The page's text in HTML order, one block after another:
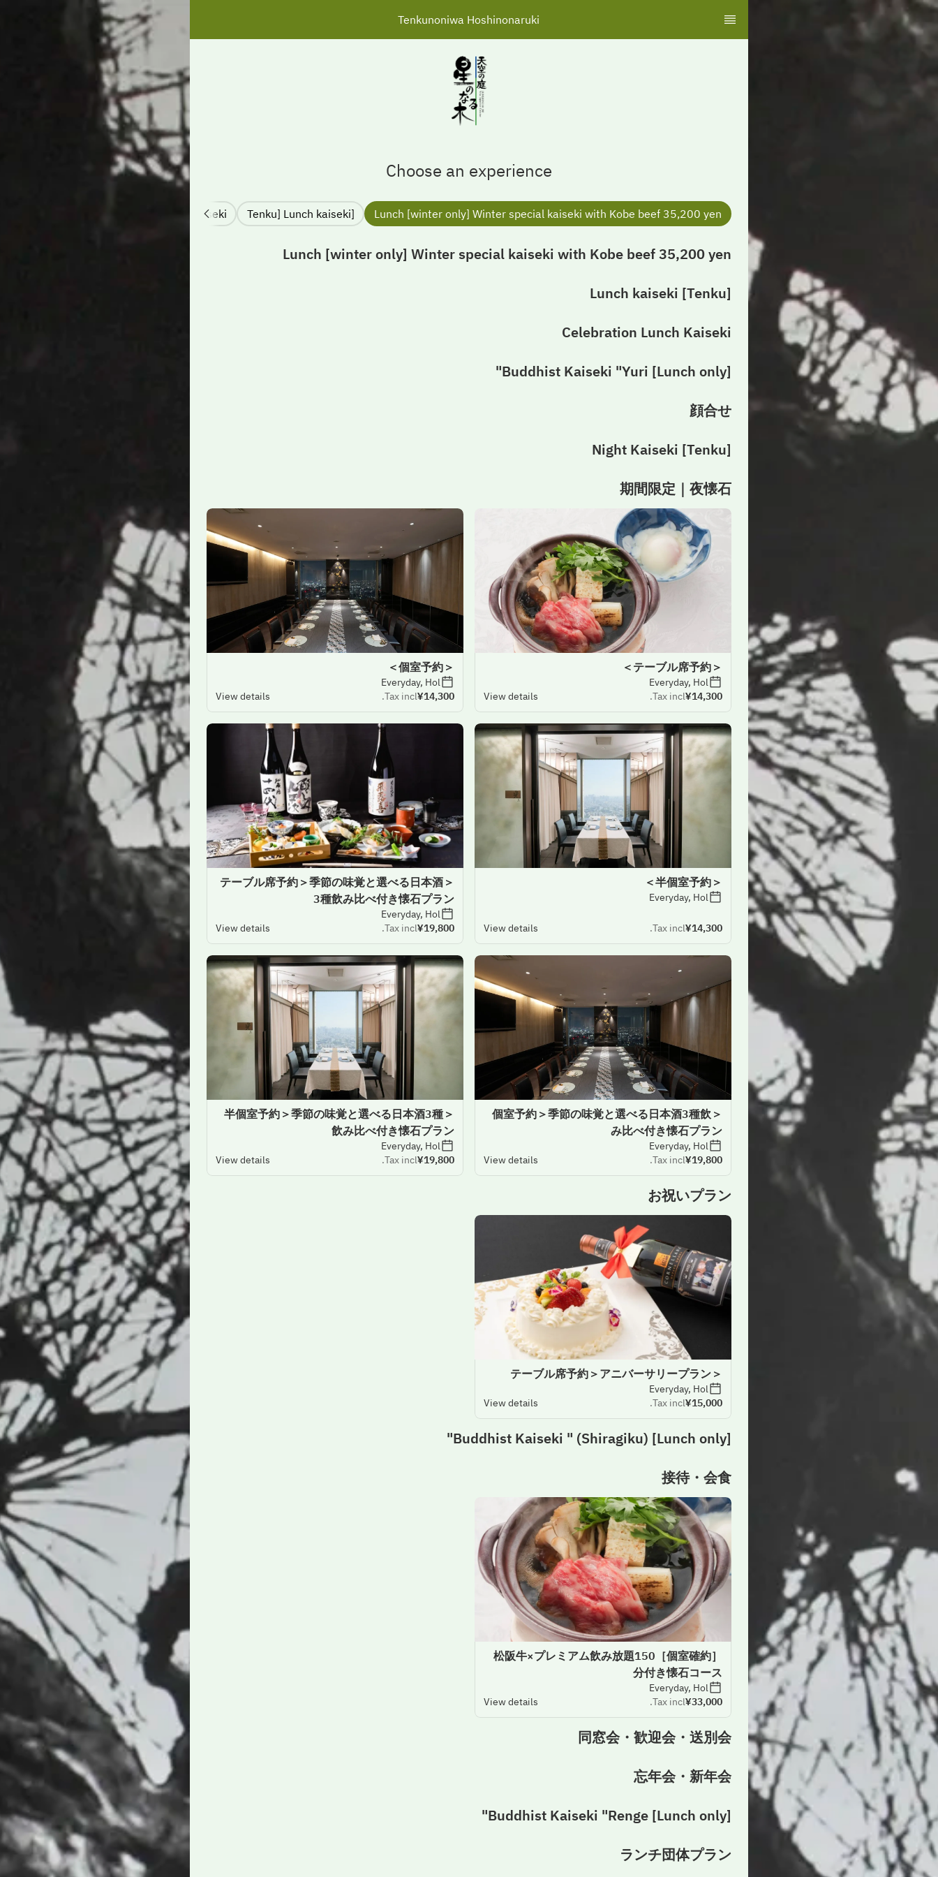
Tenkunoniwa Hoshinonaruki
Choose an experience
Lunch [winter only] Winter special kaiseki with Kobe beef 35,200 yen
[Tenku] Lunch kaiseki
Celebration Lunch Kaiseki
Lunch [winter only] Winter special kaiseki with Kobe beef 35,200 yen
[Tenku] Lunch kaiseki
Celebration Lunch Kaiseki
[Lunch only] Buddhist Kaiseki "Yuri"
顔合せ
[Tenku] Night Kaiseki
期間限定｜夜懐石
＜テーブル席予約＞
Everyday, Hol
¥14,300
Tax incl.
View details
＜個室予約＞
Everyday, Hol
¥14,300
Tax incl.
View details
＜半個室予約＞
Everyday, Hol
¥14,300
Tax incl.
View details
＜テーブル席予約＞季節の味覚と選べる日本酒
3種飲み比べ付き懐石プラン
Everyday, Hol
¥19,800
Tax incl.
View details
＜個室予約＞季節の味覚と選べる日本酒3種飲
み比べ付き懐石プラン
Everyday, Hol
¥19,800
Tax incl.
View details
＜半個室予約＞季節の味覚と選べる日本酒3種
飲み比べ付き懐石プラン
Everyday, Hol
¥19,800
Tax incl.
View details
お祝いプラン
＜テーブル席予約＞アニバーサリープラン
Everyday, Hol
¥15,000
Tax incl.
View details
[Lunch only] Buddhist Kaiseki " (Shiragiku)"
接待・会食
［個室確約］松阪牛×プレミアム飲み放題150
分付き懐石コース
Everyday, Hol
¥33,000
Tax incl.
View details
同窓会・歓迎会・送別会
忘年会・新年会
[Lunch only] Buddhist Kaiseki "Renge"
ランチ団体プラン